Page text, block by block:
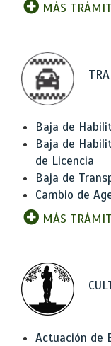
MÁS
Baja de
Baja de
de Licencia
Baja de
Cambio de
MÁS
Actuación de